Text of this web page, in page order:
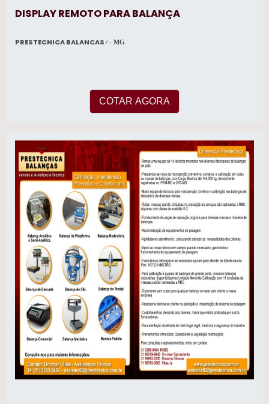
DISPLAY REMOTO PARA BALANÇA
PRESTECNICA BALANCAS / - MG
COTAR AGORA